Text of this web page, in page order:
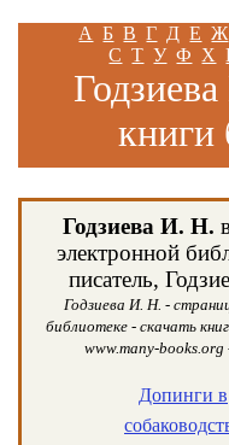
А Б В Г Д Е Ж
С Т У Ф Х
книги
читать
Годзиева И. Н.
электронной
писатель,
Годзиева И. Н. -
библиотеке - скачать
www.many-books.org
Допинги в